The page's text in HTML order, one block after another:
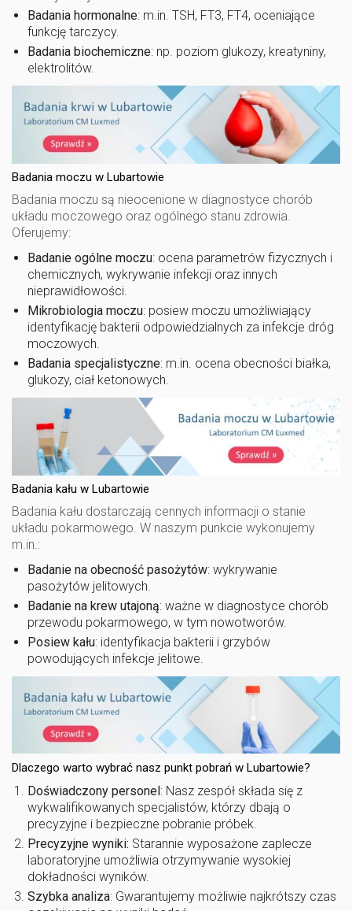
Badania hormonalne: m.in. TSH, FT3, FT4, oceniające
funkcję tarczycy.
Badania biochemiczne: np. poziom glukozy, kreatyniny,
elektrolitów.
Badania moczu w Lubartowie
Badania moczu są nieocenione w diagnostyce chorób
układu moczowego oraz ogólnego stanu zdrowia.
Oferujemy:
Badanie ogólne moczu: ocena parametrów fizycznych i
chemicznych, wykrywanie infekcji oraz innych
nieprawidłowości.
Mikrobiologia moczu: posiew moczu umożliwiający
identyfikację bakterii odpowiedzialnych za infekcje dróg
moczowych.
Badania specjalistyczne: m.in. ocena obecności białka,
glukozy, ciał ketonowych.
Badania kału w Lubartowie
Badania kału dostarczają cennych informacji o stanie
układu pokarmowego. W naszym punkcie wykonujemy
m.in.:
Badanie na obecność pasożytów: wykrywanie
pasożytów jelitowych.
Badanie na krew utajoną: ważne w diagnostyce chorób
przewodu pokarmowego, w tym nowotworów.
Posiew kału: identyfikacja bakterii i grzybów
powodujących infekcje jelitowe.
Dlaczego warto wybrać nasz punkt pobrań w Lubartowie?
Doświadczony personel : Nasz zespół składa się z
wykwalifikowanych specjalistów, którzy dbają o
precyzyjne i bezpieczne pobranie próbek.
Precyzyjne wyniki: Starannie wyposażone zaplecze
laboratoryjne umożliwia otrzymywanie wysokiej
dokładności wyników.
Szybka analiza: Gwarantujemy możliwie najkrótszy czas